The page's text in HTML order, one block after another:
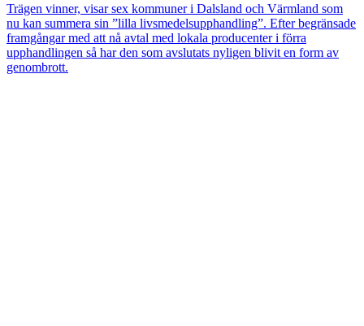
Trägen vinner, visar sex kommuner i Dalsland och Värmland som
nu kan summera sin ”lilla livsmedelsupphandling”. Efter begränsade
framgångar med att nå avtal med lokala producenter i förra
upphandlingen så har den som avslutats nyligen blivit en form av
genombrott.